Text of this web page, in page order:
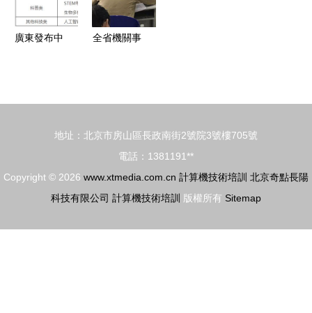
前技術培訓
（八）——
計算機技術
廣東發布中
功與計算機
全省機關事
考核順利舉
辦
地址：北京市房山區長政南街2號院3號樓705號
電話：1381191**
Copyright © 2026 www.xtmedia.com.cn 計算機技術培訓 北京奇點長陽
科技有限公司 計算機技術培訓 版權所有 Sitemap